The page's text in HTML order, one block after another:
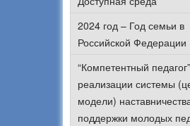
2024 год – Год семьи в
Российской Федерации
“Компетентный
реализации системы
модели)
поддержки молодых